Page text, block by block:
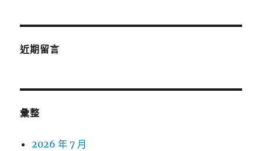
近期留言
彙整
2026 年 7 月